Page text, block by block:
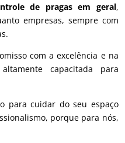
de pragas em geral,
empresas, sempre com
com a excelência e na
capacitada para
para cuidar do seu espaço
porque para nós,